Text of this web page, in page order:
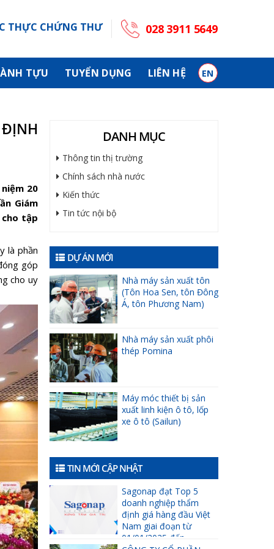
THỰC CHỨNG THƯ 028 3911 5649
TỰU TUYỂN DỤNG LIÊN HỆ EN
ĐỊNH
20
Giám
cho tập
là phần
góp
cho uy
DANH MỤC
Thông tin thị trường
Chính sách nhà nước
Kiến thức
Tin tức nội bộ
DỰ ÁN MỚI
Nhà máy sản xuất tôn
(Tôn Hoa Sen, tôn Đông
Á, tôn Phương Nam)
Nhà máy sản xuất phôi
thép Pomina
Máy móc thiết bị sản
xuất linh kiện ô tô, lốp
xe ô tô (Sailun)
TIN MỚI CẬP NHẬT
Sagonap đạt Top 5
doanh nghiệp thẩm
định giá hàng đầu Việt
Nam giai đoạn từ
01/01/2025 đến